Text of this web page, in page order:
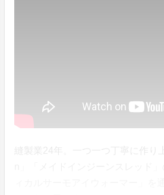
縫製業24年。一つ一つ丁寧に作り